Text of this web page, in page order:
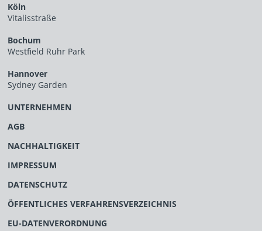
Köln
Vitalisstraße
Bochum
Westfield Ruhr Park
Hannover
Sydney Garden
UNTERNEHMEN
AGB
NACHHALTIGKEIT
IMPRESSUM
DATENSCHUTZ
ÖFFENTLICHES VERFAHRENSVERZEICHNIS
EU-DATENVERORDNUNG